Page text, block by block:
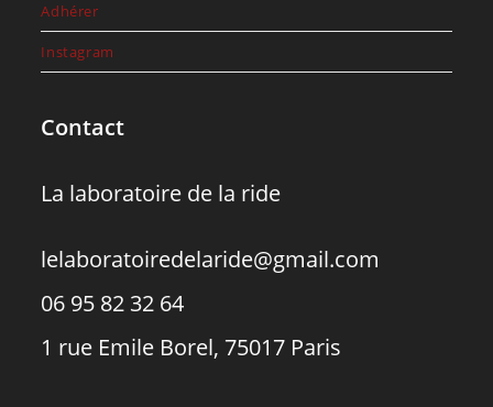
Adhérer
Instagram
Contact
La laboratoire de la ride
lelaboratoiredelaride@gmail.com
06 95 82 32 64
1 rue Emile Borel, 75017 Paris